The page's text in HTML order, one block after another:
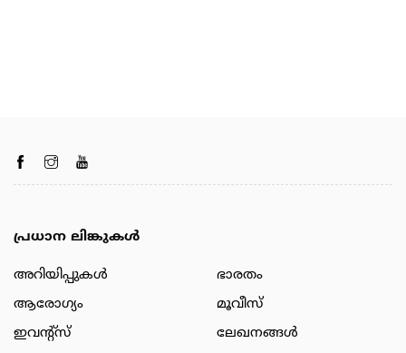
പ്രധാന ലിങ്കുകൾ
അറിയിപ്പുകള്‍
ആരോഗ്യം
ഇവന്റ്സ്
ഭാരതം
മൂവീസ്
ലേഖനങ്ങള്‍